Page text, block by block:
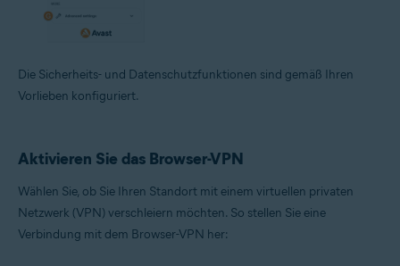
Die Sicherheits- und Datenschutzfunktionen sind gemäß Ihren
Vorlieben konfiguriert.
Aktivieren Sie das Browser-VPN
Wählen Sie, ob Sie Ihren Standort mit einem virtuellen privaten
Netzwerk (VPN) verschleiern möchten. So stellen Sie eine
Verbindung mit dem Browser-VPN her: